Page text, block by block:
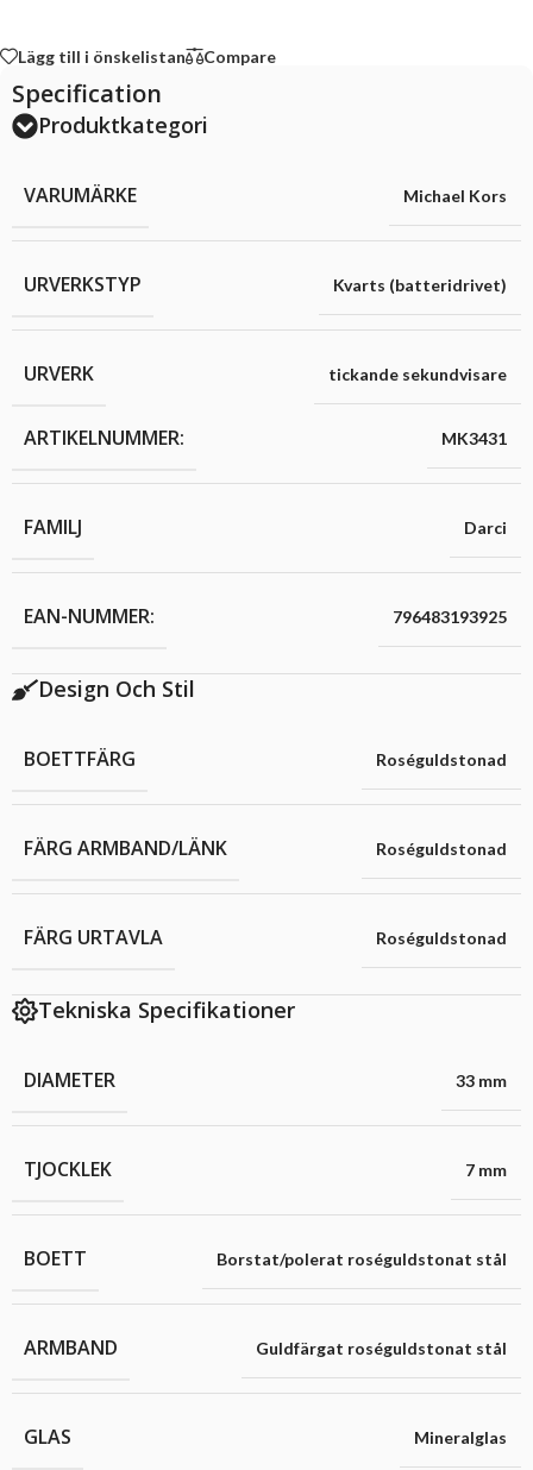
Lägg till i önskelistan Compare
Specification
Produktkategori
VARUMÄRKE Michael Kors
URVERKSTYP Kvarts (batteridrivet)
URVERK tickande sekundvisare
ARTIKELNUMMER: MK3431
FAMILJ Darci
EAN-NUMMER: 796483193925
Design Och Stil
BOETTFÄRG Roséguldstonad
FÄRG ARMBAND/LÄNK Roséguldstonad
FÄRG URTAVLA Roséguldstonad
Tekniska Specifikationer
DIAMETER 33 mm
TJOCKLEK 7 mm
BOETT Borstat/polerat roséguldstonat stål
ARMBAND Guldfärgat roséguldstonat stål
GLAS Mineralglas